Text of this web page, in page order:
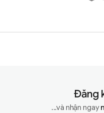
Đăng
...và nhận ngay